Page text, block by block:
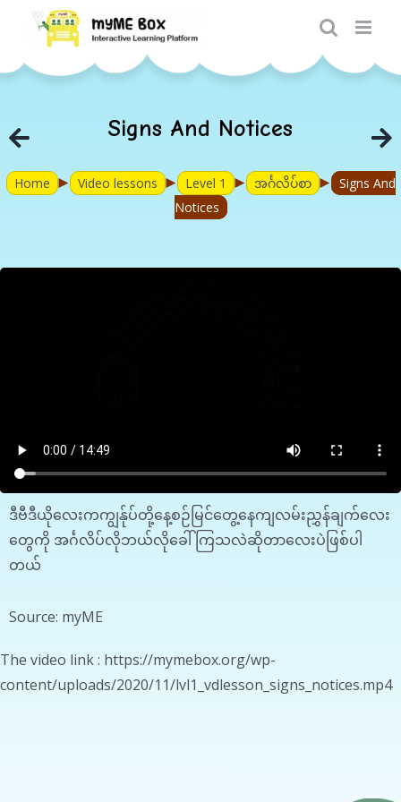
content
Signs And Notices
Home ► Video lessons ► Level 1 ► အင်္ဂလိပ်စာ ► Signs And
Notices
ဒီဗီဒီယိုလေးကကျွန်ုပ်တို့နေ့စဉ်မြင်တွေ့နေကျလမ်းညွှန်ချက်လေး
တွေကို အင်္ဂလိပ်လိုဘယ်လိုခေါ်ကြသလဲဆိုတာလေးပဲဖြစ်ပါ
တယ်
Source: myME
The video link : https://mymebox.org/wp-
content/uploads/2020/11/lvl1_vdlesson_signs_notices.mp4